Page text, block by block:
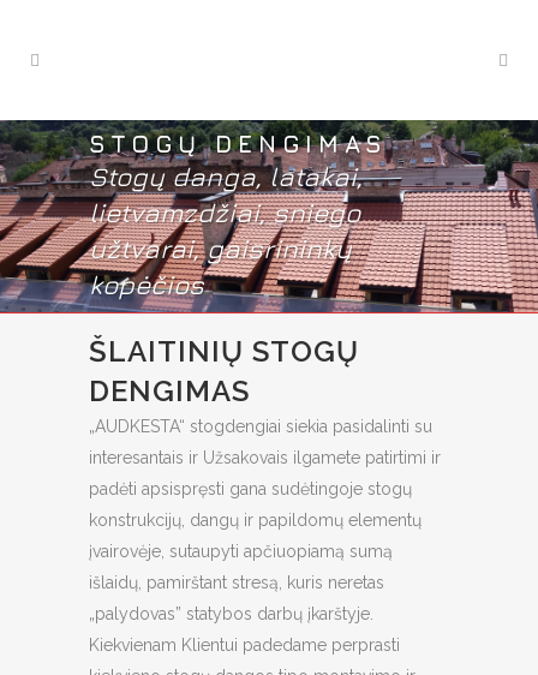
STOGŲ DENGIMAS
Stogų danga, latakai,
lietvamzdžiai, sniego
užtvarai, gaisrininkų
kopėčios
ŠLAITINIŲ STOGŲ
DENGIMAS
„AUDKESTA“ stogdengiai siekia pasidalinti su
interesantais ir Užsakovais ilgamete patirtimi ir
padėti apsispręsti gana sudėtingoje stogų
konstrukcijų, dangų ir papildomų elementų
įvairovėje, sutaupyti apčiuopiamą sumą
išlaidų, pamirštant stresą, kuris neretas
„palydovas” statybos darbų įkarštyje.
Kiekvienam Klientui padedame perprasti